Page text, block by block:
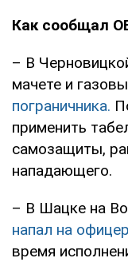
Как сообщал
– В
мачете и
пограничника.
применить
самозащиты,
нападающего.
– В Шацке на
напал на
время